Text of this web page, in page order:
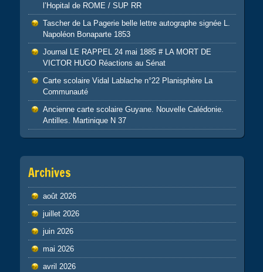
l’Hopital de ROME / SUP RR
Tascher de La Pagerie belle lettre autographe signée L.
Napoléon Bonaparte 1853
Journal LE RAPPEL 24 mai 1885 # LA MORT DE
VICTOR HUGO Réactions au Sénat
Carte scolaire Vidal Lablache n°22 Planisphère La
Communauté
Ancienne carte scolaire Guyane. Nouvelle Calédonie.
Antilles. Martinique N 37
Archives
août 2026
juillet 2026
juin 2026
mai 2026
avril 2026